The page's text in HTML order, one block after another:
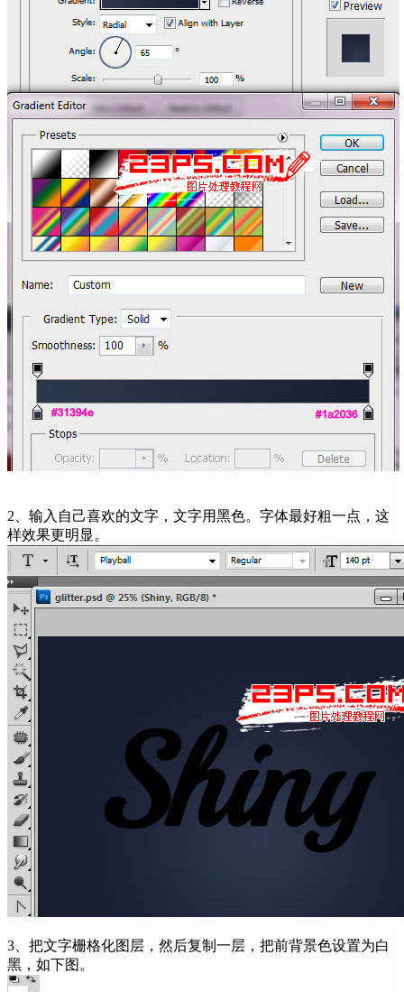
2、输入自己喜欢的文字，文字用黑色。字体最好粗一点，这
样效果更明显。
3、把文字栅格化图层，然后复制一层，把前背景色设置为白
黑，如下图。